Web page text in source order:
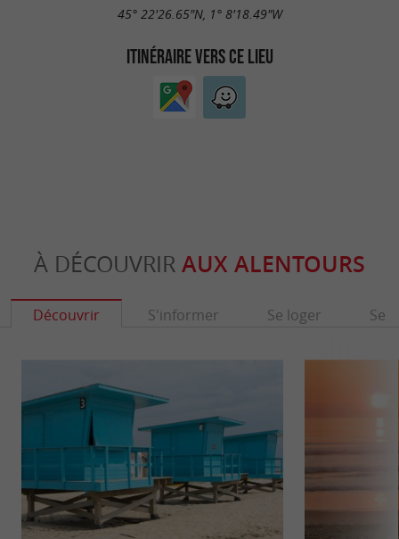
45° 22'26.65"N, 1° 8'18.49"W
ITINÉRAIRE VERS CE LIEU
À DÉCOUVRIR AUX ALENTOURS
Découvrir S'informer Se loger Se